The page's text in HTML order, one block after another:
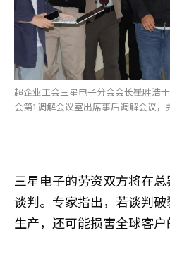
超企业工会三星电子分会会长崔胜浩
会第1调解会议室出席事后调解会议
三星电子的劳资双方将在
谈判。专家指出，若谈判
生产，还可能损害全球客户